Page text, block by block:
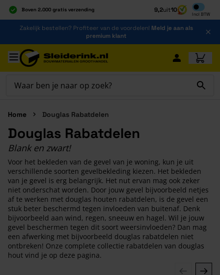
Boven 2.000 gratis verzending
Al 40 jaar dé specialist
Alles onder één dak
9,2uit10
Incl BTW
Inclusief
Ga naar de inhoud
Zakelijk bestellen? Profiteer van de voordelen! Meld je aan als
premium klant
Ga naar hoofdinhoud
Home Douglas Rabatdelen
Douglas Rabatdelen
Blank en zwart!
Voor het bekleden van de gevel van je woning, kun je uit
verschillende soorten gevelbekleding kiezen. Het bekleden
van je gevel is erg belangrijk. Het nut ervan mag ook zeker
niet onderschat worden. Door jouw gevel bijvoorbeeld netjes
af te werken met douglas houten rabatdelen, is de gevel een
stuk beter beschermd tegen invloeden van buitenaf. Denk
bijvoorbeeld aan wind, regen, sneeuw en hagel. Wil je jouw
gevel beschermen tegen dit soort weersinvloeden? Dan mag
een afwerking met bijvoorbeeld douglas rabatdelen niet
ontbreken! Onze complete collectie rabatdelen van douglas
hout vind je op deze pagina.